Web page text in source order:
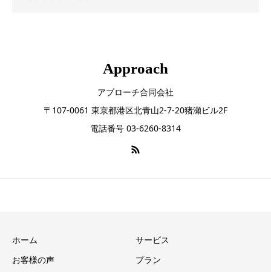
Approach
アプローチ合同会社
〒107-0061 東京都港区北青山2-7-20猪瀬ビル2F
電話番号 03-6260-8314
ホーム
サービス
お客様の声
プラン